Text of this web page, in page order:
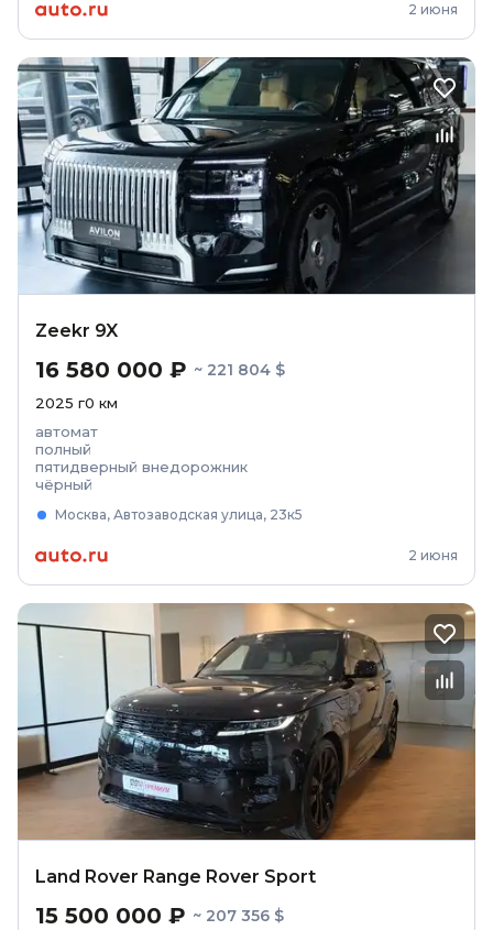
2 июня
Zeekr 9X
16 580 000 ₽ ~ 221 804 $
2025 г0 км
автомат
полный
пятидверный внедорожник
чёрный
Москва, Автозаводская улица, 23к5
2 июня
Land Rover Range Rover Sport
15 500 000 ₽ ~ 207 356 $